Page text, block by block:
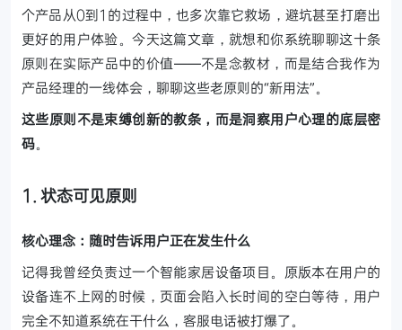
个产品从0到1的过程中，也多次靠它救场，避坑甚至打磨出
更好的用户体验。今天这篇文章，就想和你系统聊聊这十条
原则在实际产品中的价值——不是念教材，而是结合我作为
产品经理的一线体会，聊聊这些老原则的“新用法”。
这些原则不是束缚创新的教条，而是洞察用户心理的底层密
码。
1. 状态可见原则
核心理念：随时告诉用户正在发生什么
记得我曾经负责过一个智能家居设备项目。原版本在用户的
设备连不上网的时候，页面会陷入长时间的空白等待，用户
完全不知道系统在干什么，客服电话被打爆了。